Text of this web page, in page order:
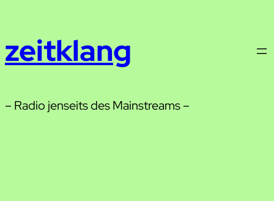
springen
zeitklang
– Radio jenseits des Mainstreams –